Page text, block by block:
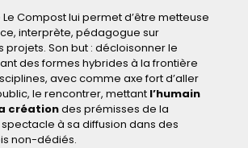
Compost lui permet d’être metteuse
interprète, pédagogue sur
projets. Son but : décloisonner le
des formes hybrides à la frontière
avec comme axe fort d’aller
le rencontrer, mettantl’humain
créationdes prémisses de la
à sa diffusion dans des
non-dédiés.